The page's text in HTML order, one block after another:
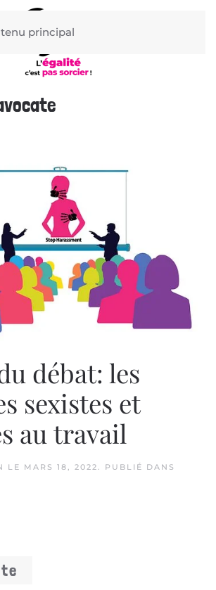
principal
débat: les
sexistes et
au travail
LE MARS 18, 2022
. PUBLIÉ DANS